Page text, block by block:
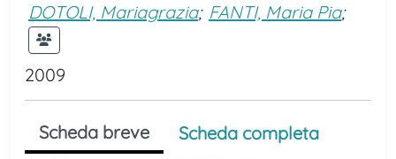
DOTOLI, Mariagrazia; FANTI, Maria Pia;
2009
Scheda breve
Scheda completa